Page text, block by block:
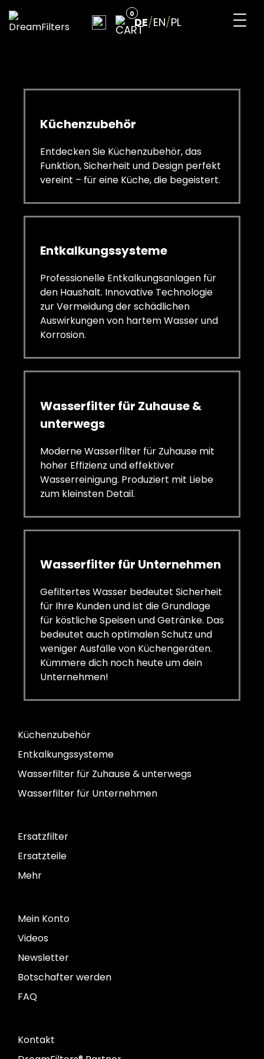
to
content
0
DE/EN/PL
Küchenzubehör
Entdecken Sie Küchenzubehör, das
Funktion, Sicherheit und Design perfekt
vereint – für eine Küche, die begeistert.
Entkalkungssysteme
Professionelle Entkalkungsanlagen für
den Haushalt. Innovative Technologie
zur Vermeidung der schädlichen
Auswirkungen von hartem Wasser und
Korrosion.
Wasserfilter für Zuhause &
unterwegs
Moderne Wasserfilter für Zuhause mit
hoher Effizienz und effektiver
Wasserreinigung. Produziert mit Liebe
zum kleinsten Detail.
Wasserfilter für Unternehmen
Gefiltertes Wasser bedeutet Sicherheit
für Ihre Kunden und ist die Grundlage
für köstliche Speisen und Getränke. Das
bedeutet auch optimalen Schutz und
weniger Ausfälle von Küchengeräten.
Kümmere dich noch heute um dein
Unternehmen!
Küchenzubehör
Entkalkungssysteme
Wasserfilter für Zuhause & unterwegs
Wasserfilter für Unternehmen
Ersatzfilter
Ersatzteile
Mehr
Mein Konto
Videos
Newsletter
Botschafter werden
FAQ
Kontakt